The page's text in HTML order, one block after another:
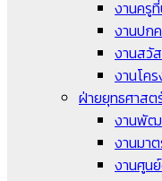
งานครู
งานปก
งานสวั
งานโค
ฝ่ายยุทธศาสต
งานพัฒ
งานมา
งานศูน